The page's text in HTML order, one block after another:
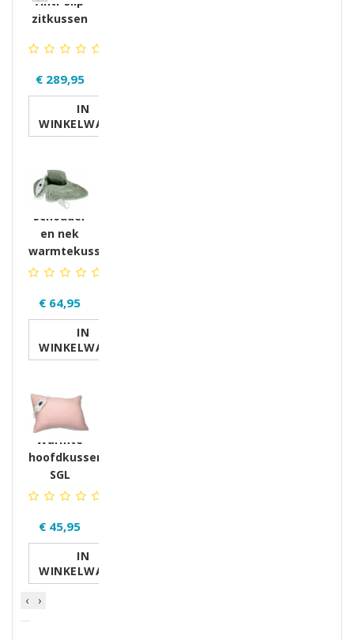
zitkussen
€ 289,95
IN
WINKELWAGEN
Schouder
en nek
warmtekussen
€ 64,95
IN
WINKELWAGEN
Warmte
hoofdkussen
SGL
€ 45,95
IN
WINKELWAGEN
‹
›